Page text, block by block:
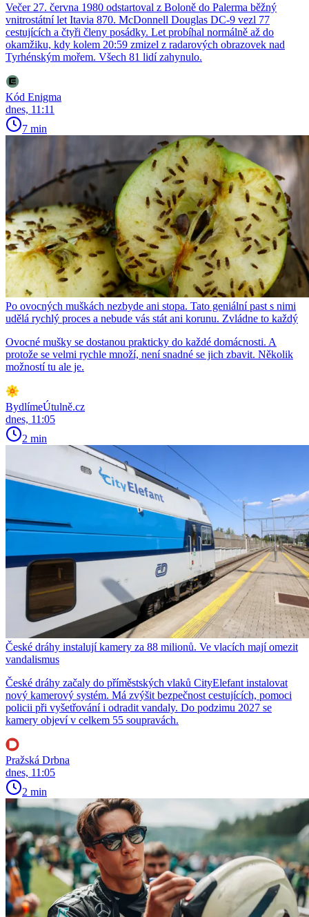
Večer 27. června 1980 odstartoval z Boloně do Palerma běžný
vnitrostátní let Itavia 870. McDonnell Douglas DC-9 vezl 77
cestujících a čtyři členy posádky. Let probíhal normálně až do
okamžiku, kdy kolem 20:59 zmizel z radarových obrazovek nad
Tyrhénským mořem. Všech 81 lidí zahynulo.
Kód Enigma
dnes, 11:11
7 min
Po ovocných muškách nezbyde ani stopa. Tato geniální past s nimi
udělá rychlý proces a nebude vás stát ani korunu. Zvládne to každý
Ovocné mušky se dostanou prakticky do každé domácnosti. A
protože se velmi rychle množí, není snadné se jich zbavit. Několik
možností tu ale je.
BydlímeÚtulně.cz
dnes, 11:05
2 min
České dráhy instalují kamery za 88 milionů. Ve vlacích mají omezit
vandalismus
České dráhy začaly do příměstských vlaků CityElefant instalovat
nový kamerový systém. Má zvýšit bezpečnost cestujících, pomoci
policii při vyšetřování i odradit vandaly. Do podzimu 2027 se
kamery objeví v celkem 55 soupravách.
Pražská Drbna
dnes, 11:05
2 min